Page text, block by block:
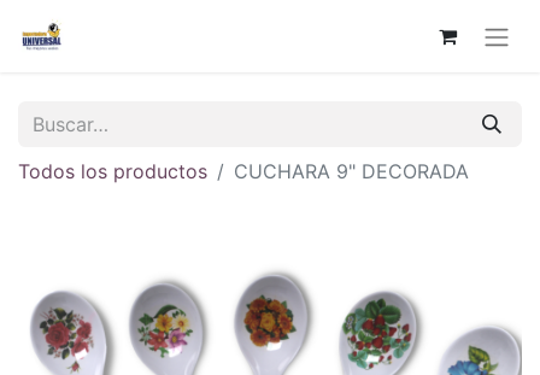
Todos los productos CUCHARA 9" DECORADA